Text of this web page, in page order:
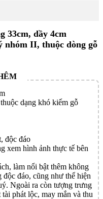
33cm, dầy 4cm
nhóm II, thuộc dòng gỗ
dạng khó kiếm gỗ
độc đáo
xem hình ảnh thực tế bên
làm nổi bật thêm không
độc đáo, cũng như thể hiện
Ngoài ra còn tượng trưng
phát lộc, may mắn và thu